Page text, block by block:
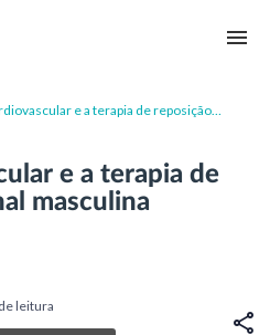
e a terapia de reposição
e a terapia de
masculina
leitura